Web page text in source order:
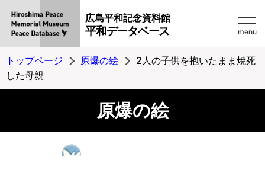
広島平和記念資料館
平和データベース menu
トップページ 原爆の絵
2人の子供を抱いたまま焼死
した母親
原爆の絵